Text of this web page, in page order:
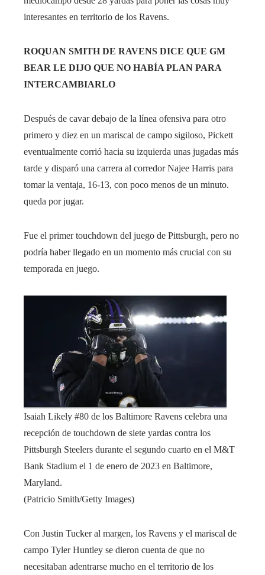
interesantes en territorio de los Ravens.
ROQUAN SMITH DE RAVENS DICE QUE GM
BEAR LE DIJO QUE NO HABÍA PLAN PARA
INTERCAMBIARLO
Después de cavar debajo de la línea ofensiva para otro
primero y diez en un mariscal de campo sigiloso, Pickett
eventualmente corrió hacia su izquierda unas jugadas más
tarde y disparó una carrera al corredor Najee Harris para
tomar la ventaja, 16-13, con poco menos de un minuto.
queda por jugar.
Fue el primer touchdown del juego de Pittsburgh, pero no
podría haber llegado en un momento más crucial con su
temporada en juego.
Isaiah Likely #80 de los Baltimore Ravens celebra una
recepción de touchdown de siete yardas contra los
Pittsburgh Steelers durante el segundo cuarto en el M&T
Bank Stadium el 1 de enero de 2023 en Baltimore,
Maryland.
(Patricio Smith/Getty Images)
Con Justin Tucker al margen, los Ravens y el mariscal de
campo Tyler Huntley se dieron cuenta de que no
necesitaban adentrarse mucho en el territorio de los